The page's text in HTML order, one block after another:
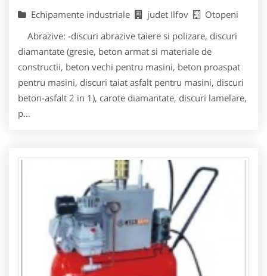
Echipamente industriale judet Ilfov
Otopeni
Abrazive: -discuri abrazive taiere si polizare, discuri
diamantate (gresie, beton armat si materiale de
constructii, beton vechi pentru masini, beton proaspat
pentru masini, discuri taiat asfalt pentru masini, discuri
beton-asfalt 2 in 1), carote diamantate, discuri lamelare,
p...